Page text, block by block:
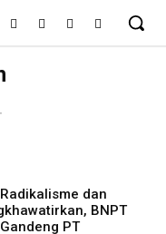
dan
BNPT
PT